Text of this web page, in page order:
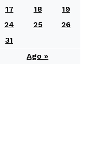
17 18
19
24 25
26
31
Ago »